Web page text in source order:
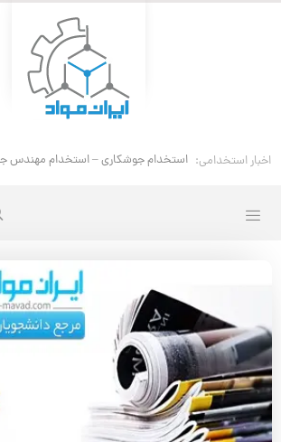
اخبار استخدامی: استخدام جوشکاری – استخدام مهندس